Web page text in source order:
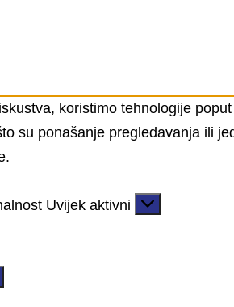
koristimo tehnologije
su ponašanje pregledavanja ili
Uvijek aktivni